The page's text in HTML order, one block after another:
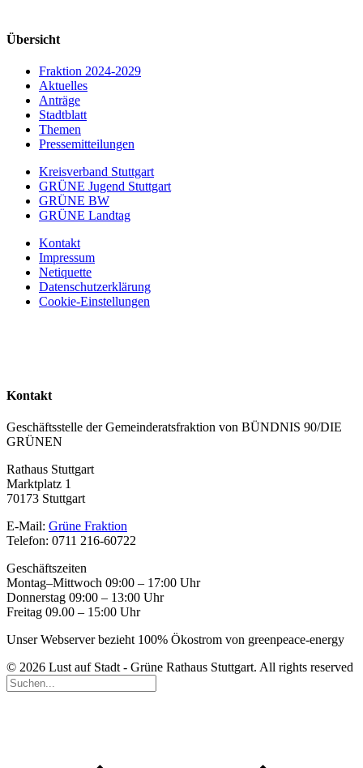
Übersicht
Fraktion 2024-2029
Aktuelles
Anträge
Stadtblatt
Themen
Pressemitteilungen
Kreisverband Stuttgart
GRÜNE Jugend Stuttgart
GRÜNE BW
GRÜNE Landtag
Kontakt
Impressum
Netiquette
Datenschutzerklärung
Cookie-Einstellungen
Kontakt
Geschäftsstelle der Gemeinderatsfraktion von BÜNDNIS 90/DIE
GRÜNEN
Rathaus Stuttgart
Marktplatz 1
70173 Stuttgart
E-Mail: Grüne Fraktion
Telefon: 0711 216-60722
Geschäftszeiten
Montag–Mittwoch 09:00 – 17:00 Uhr
Donnerstag 09:00 – 13:00 Uhr
Freitag 09.00 – 15:00 Uhr
Unser Webserver bezieht 100% Ökostrom von greenpeace-energy
© 2026 Lust auf Stadt - Grüne Rathaus Stuttgart. All rights reserved